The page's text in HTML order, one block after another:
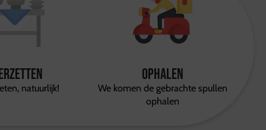
natuurlijk!
Ophalen
We komen de gebrachte spullen
ophalen